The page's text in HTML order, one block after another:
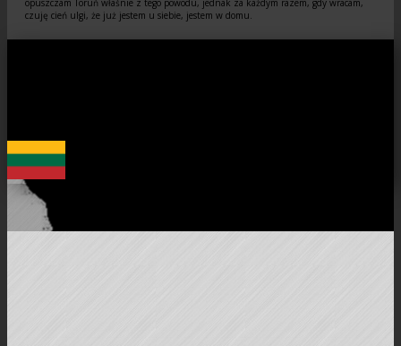
czuję cień ulgi, że już jestem u siebie, jestem w domu.